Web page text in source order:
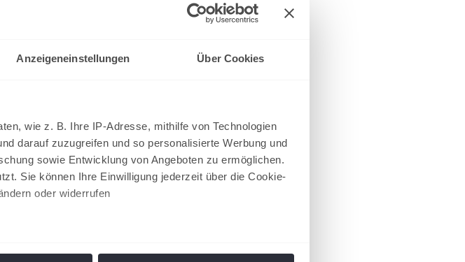
Anzeigeneinstellungen Über Cookies
wie z. B. Ihre IP-Adresse, mithilfe von Technologien
darauf zuzugreifen und so personalisierte Werbung und
sowie Entwicklung von Angeboten zu ermöglichen.
Sie können Ihre Einwilligung jederzeit über die Cookie-
oder widerrufen